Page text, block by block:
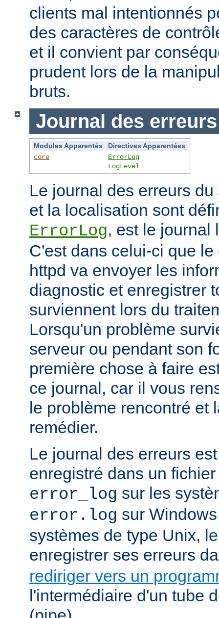
clients mal intentionnés
des caractères de
et il convient par
prudent lors de la
bruts.
Journal des erreurs
Modules Apparentés
Directives Apparentées
core
ErrorLog
LogLevel
Le journal des erreurs
et la localisation sont
ErrorLog, est le journal
C'est dans celui-ci que
httpd va envoyer les
diagnostic et enregistrer
surviennent lors du
Lorsqu'un problème
serveur ou pendant son
première chose à faire
ce journal, car il vous
le problème rencontré et
remédier.
Le journal des erreurs
enregistré dans un
error_log sur les
error.log sur
systèmes de type Unix,
enregistrer ses erreurs
rediriger vers un
l'intermédiaire d'un tube